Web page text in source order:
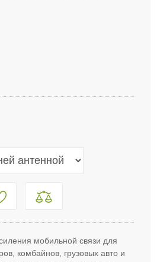
мобильной связи для
комбайнов, грузовых авто и